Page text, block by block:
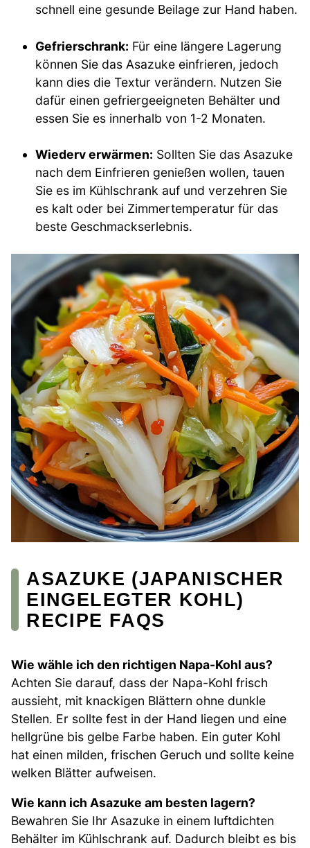
schnell eine gesunde Beilage zur Hand haben.
Gefrierschrank: Für eine längere Lagerung
können Sie das Asazuke einfrieren, jedoch
kann dies die Textur verändern. Nutzen Sie
dafür einen gefriergeeigneten Behälter und
essen Sie es innerhalb von 1-2 Monaten.
Wiederv erwärmen: Sollten Sie das Asazuke
nach dem Einfrieren genießen wollen, tauen
Sie es im Kühlschrank auf und verzehren Sie
es kalt oder bei Zimmertemperatur für das
beste Geschmackserlebnis.
ASAZUKE (JAPANISCHER
EINGELEGTER KOHL)
RECIPE FAQS
Wie wähle ich den richtigen Napa-Kohl aus?
Achten Sie darauf, dass der Napa-Kohl frisch
aussieht, mit knackigen Blättern ohne dunkle
Stellen. Er sollte fest in der Hand liegen und eine
hellgrüne bis gelbe Farbe haben. Ein guter Kohl
hat einen milden, frischen Geruch und sollte keine
welken Blätter aufweisen.
Wie kann ich Asazuke am besten lagern?
Bewahren Sie Ihr Asazuke in einem luftdichten
Behälter im Kühlschrank auf. Dadurch bleibt es bis